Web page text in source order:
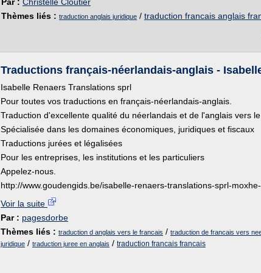
Thèmes liés : traduction anglais juridique / traduction francais anglais
Traductions français-néerlandais-anglais -
Isabelle Renaers Translations sprl
Pour toutes vos traductions en français-néerlandais-anglais.
Traduction d'excellente qualité du néerlandais et de l'anglais vers le
Spécialisée dans les domaines économiques, juridiques et fiscaux
Traductions jurées et légalisées
Pour les entreprises, les institutions et les particuliers
Appelez-nous.
http://www.goudengids.be/isabelle-renaers-translations-sprl-
Voir la suite
Par : pagesdorbe
Thèmes liés : traduction d anglais vers le francais / traduction de francais vers
juridique / traduction juree en anglais / traduction francais francais